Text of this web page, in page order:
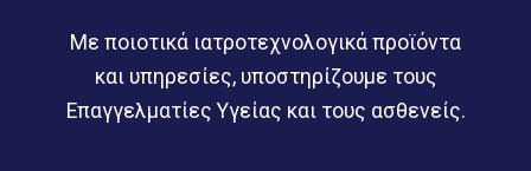
Με ποιοτικά ιατροτεχνολογικά προϊόντα
και υπηρεσίες, υποστηρίζουμε τους
Επαγγελματίες Υγείας και τους ασθενείς.